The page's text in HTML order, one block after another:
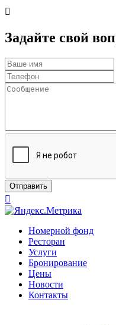

Задайте свой
Отправить

Номерной фонд
Ресторан
Услуги
Бронирование
Цены
Новости
Контакты